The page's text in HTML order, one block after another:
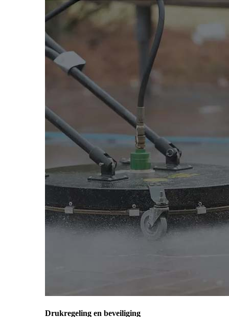
Drukregeling en beveiliging